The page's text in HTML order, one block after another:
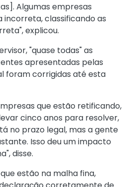
Algumas empresas
classificando as
explicou.
"quase todas" as
apresentadas pelas
foram corrigidas até esta
que estão retificando,
cinco anos para resolver,
no prazo legal, mas a gente
Isso deu um impacto
disse.
estão na malha fina,